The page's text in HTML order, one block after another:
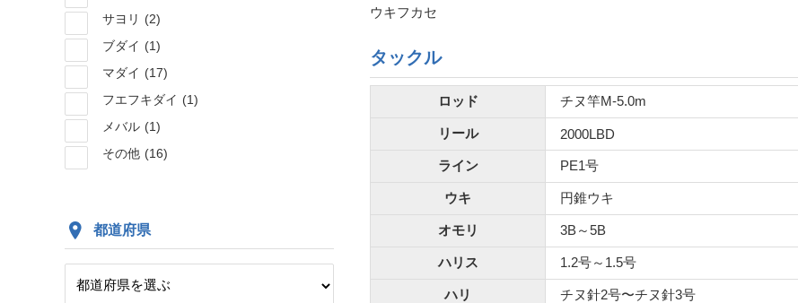
サヨリ (2)
ブダイ (1)
マダイ (17)
フエフキダイ (1)
メバル (1)
その他 (16)
都道府県
ウキフカセ
タックル
ロッド チヌ竿M-5.0m
リール 2000LBD
ライン PE1号
ウキ 円錐ウキ
オモリ 3B～5B
ハリス 1.2号～1.5号
ハリ チヌ針2号〜チヌ針3号